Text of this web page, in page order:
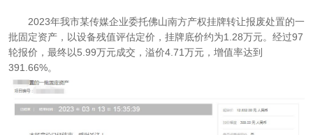
2023年我市某传媒企业委托佛山南方产权挂牌转让报废处置的一
批固定资产，以设备残值评估定价，挂牌底价约为1.28万元。经过97
轮报价，最终以5.99万元成交，溢价4.71万元，增值率达到
391.66%。